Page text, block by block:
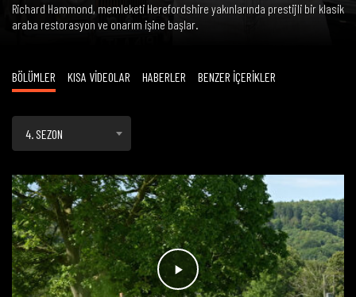
Richard Hammond, memleketi Herefordshire yakınlarında prestijli bir klasik
araba restorasyon ve onarım işine başlar.
BÖLÜMLER KISA VİDEOLAR HABERLER BENZER İÇERİKLER
4. SEZON